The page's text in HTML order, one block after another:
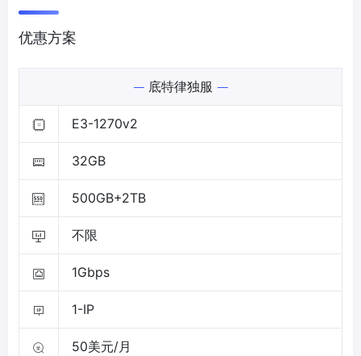
优惠方案
底特律独服
E3-1270v2
32GB
500GB+2TB
不限
1Gbps
1-IP
50美元/月